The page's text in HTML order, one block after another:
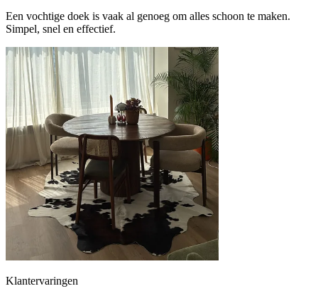
Een vochtige doek is vaak al genoeg om alles schoon te maken.
Simpel, snel en effectief.
Klantervaringen